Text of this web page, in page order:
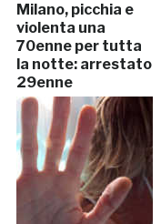
Milano, picchia e
violenta una
70enne per tutta
la notte: arrestato
29enne